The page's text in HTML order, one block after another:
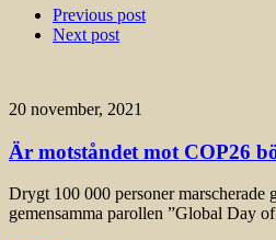
Previous post
Next post
20 november, 2021
Är motståndet mot COP26
Drygt 100 000 personer marscherade
gemensamma parollen ”Global Day